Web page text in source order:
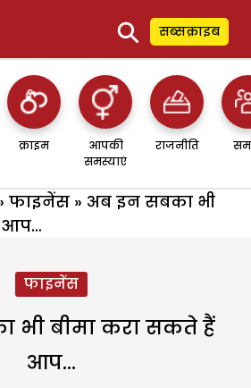
⚲ सब्सक्राइब
क्राइम
आपकी
समस्याएं
राजनीति
फाइनेंस » अब इन सबका भी
आप…
फाइनेंस
भी बीमा करा सकते हैं
आप…